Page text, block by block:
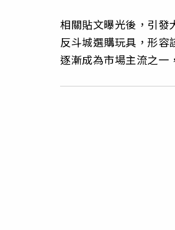
相關貼文曝光後，引發
反斗城選購玩具，形容
逐漸成為市場主流之一